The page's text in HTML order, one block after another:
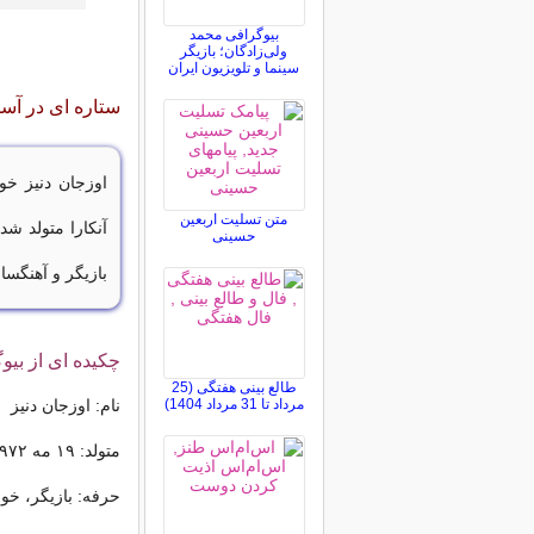
ستاره ای در
آنکارا متولد
بازیگر و
چکیده ای از
نام: اوزجان دنیز
متولد: ۱۹ مه ۱۹۷۲ آنکارا، ترکیه
حرفه: بازیگر،
بیوگرافی محمد
ولی‌زادگان؛ بازیگر
سینما و تلویزیون ایران
متن تسلیت اربعین
حسینی
طالع بینی هفتگی (25
مرداد تا 31 مرداد 1404)